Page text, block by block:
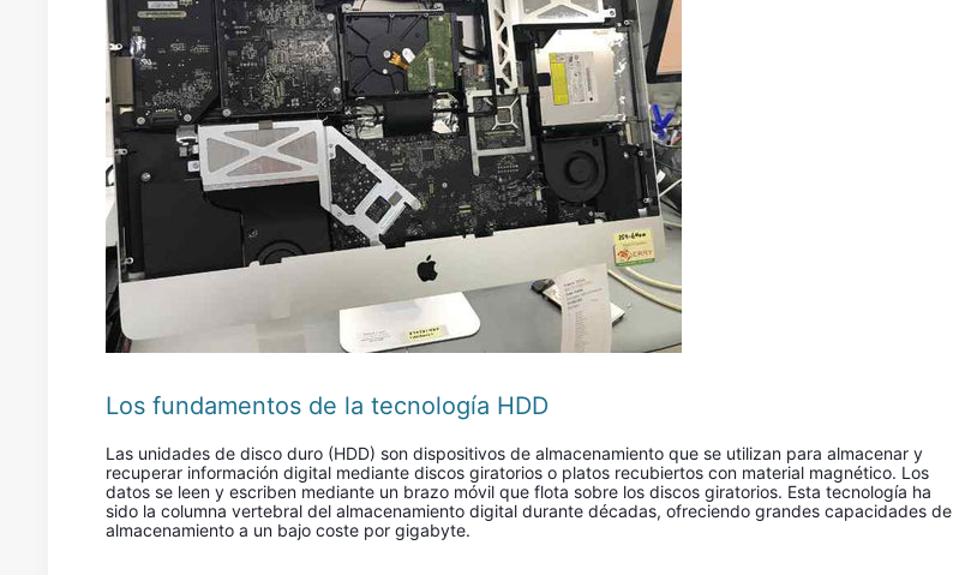
Los fundamentos de la tecnología HDD
Las unidades de disco duro (HDD) son dispositivos de almacenamiento que se utilizan para almacenar y
recuperar información digital mediante discos giratorios o platos recubiertos con material magnético. Los
datos se leen y escriben mediante un brazo móvil que flota sobre los discos giratorios. Esta tecnología ha
sido la columna vertebral del almacenamiento digital durante décadas, ofreciendo grandes capacidades de
almacenamiento a un bajo coste por gigabyte.